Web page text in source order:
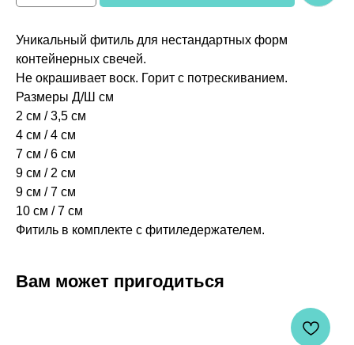
Уникальный фитиль для нестандартных форм
контейнерных свечей.
Не окрашивает воск. Горит с потрескиванием.
Размеры Д/Ш см
2 см / 3,5 см
4 см / 4 см
7 см / 6 см
9 см / 2 см
9 см / 7 см
10 см / 7 см
Фитиль в комплекте с фитиледержателем.
Вам может пригодиться